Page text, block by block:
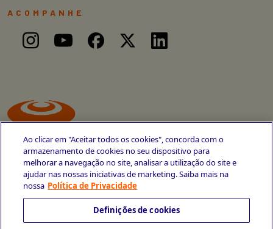
Avenida Cais do Apolo, 77
+55 81 3419-6700
ACOMPANHE
Ao clicar em "Aceitar todos os cookies", concorda com o
armazenamento de cookies no seu dispositivo para
melhorar a navegação no site, analisar a utilização do site e
ajudar nas nossas iniciativas de marketing. Saiba mais na
nossa Política de Privacidade
Definições de cookies